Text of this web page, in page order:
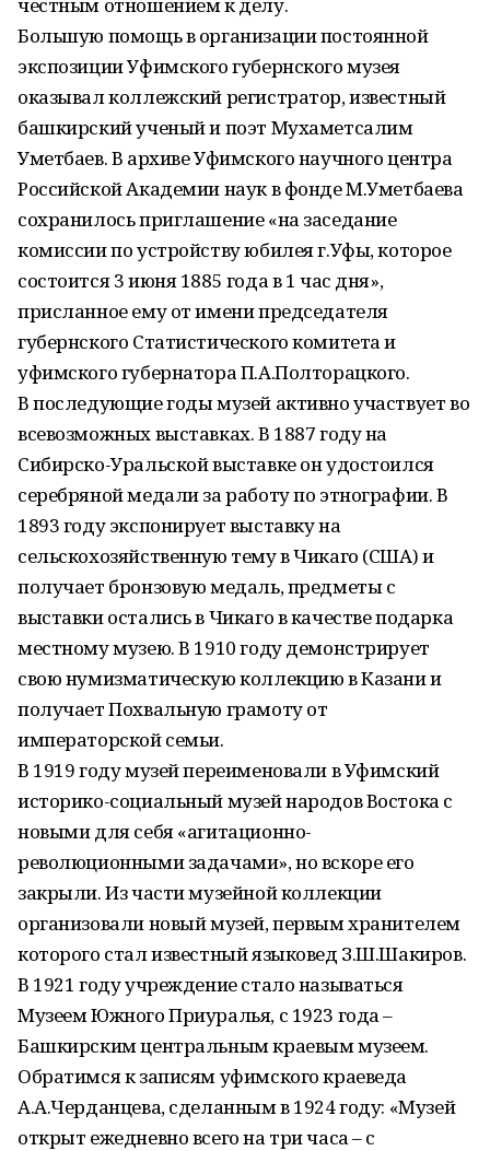
Большую помощь в организации постоянной
экспозиции Уфимского губернского музея
оказывал коллежский регистратор, известный
башкирский ученый и поэт Мухаметсалим
Уметбаев. В архиве Уфимского научного центра
Российской Академии наук в фонде М.Уметбаева
сохранилось приглашение «на заседание
комиссии по устройству юбилея г.Уфы, которое
состоится 3 июня 1885 года в 1 час дня»,
присланное ему от имени председателя
губернского Статистического комитета и
уфимского губернатора П.А.Полторацкого.
В последующие годы музей активно участвует во
всевозможных выставках. В 1887 году на
Сибирско-Уральской выставке он удостоился
серебряной медали за работу по этнографии. В
1893 году экспонирует выставку на
сельскохозяйственную тему в Чикаго (США) и
получает бронзовую медаль, предметы с
выставки остались в Чикаго в качестве подарка
местному музею. В 1910 году демонстрирует
свою нумизматическую коллекцию в Казани и
получает Похвальную грамоту от
императорской семьи.
В 1919 году музей переименовали в Уфимский
историко-социальный музей народов Востока с
новыми для себя «агитационно-
революционными задачами», но вскоре его
закрыли. Из части музейной коллекции
организовали новый музей, первым хранителем
которого стал известный языковед З.Ш.Шакиров.
В 1921 году учреждение стало называться
Музеем Южного Приуралья, с 1923 года –
Башкирским центральным краевым музеем.
Обратимся к записям уфимского краеведа
А.А.Черданцева, сделанным в 1924 году: «Музей
открыт ежедневно всего на три часа – с